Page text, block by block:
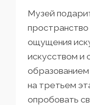
Музей
пространство
ощущения
искусством и
на третьем
опробовать